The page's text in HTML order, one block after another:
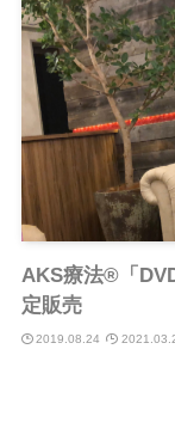
AKS療法®︎「
定販売
2019.08.24